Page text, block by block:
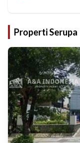
Properti Serupa